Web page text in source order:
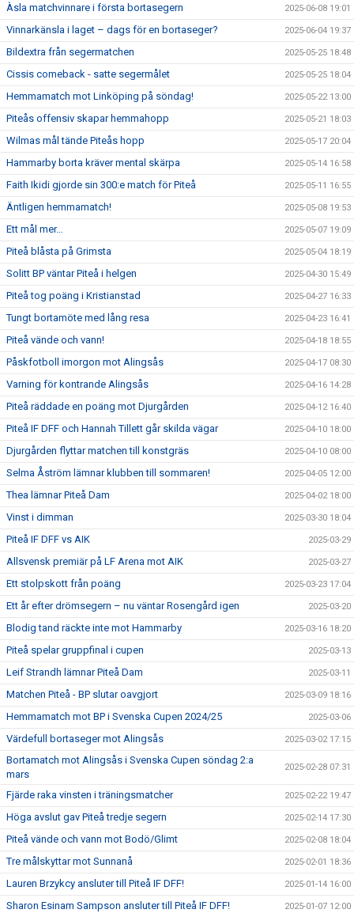
Àsla matchvinnare i första bortasegern 2025-06-08 19:01
Vinnarkänsla i laget – dags för en bortaseger? 2025-06-04 19:37
Bildextra från segermatchen 2025-05-25 18:48
Cissis comeback - satte segermålet 2025-05-25 18:04
Hemmamatch mot Linköping på söndag! 2025-05-22 13:00
Piteås offensiv skapar hemmahopp 2025-05-21 18:03
Wilmas mål tände Piteås hopp 2025-05-17 20:04
Hammarby borta kräver mental skärpa 2025-05-14 16:58
Faith Ikidi gjorde sin 300:e match för Piteå 2025-05-11 16:55
Äntligen hemmamatch! 2025-05-08 19:53
Ett mål mer… 2025-05-07 19:09
Piteå blåsta på Grimsta 2025-05-04 18:19
Solitt BP väntar Piteå i helgen 2025-04-30 15:49
Piteå tog poäng i Kristianstad 2025-04-27 16:33
Tungt bortamöte med lång resa 2025-04-23 16:41
Piteå vände och vann! 2025-04-18 18:55
Påskfotboll imorgon mot Alingsås 2025-04-17 08:30
Varning för kontrande Alingsås 2025-04-16 14:28
Piteå räddade en poäng mot Djurgården 2025-04-12 16:40
Piteå IF DFF och Hannah Tillett går skilda vägar 2025-04-10 18:00
Djurgården flyttar matchen till konstgräs 2025-04-10 08:00
Selma Åström lämnar klubben till sommaren! 2025-04-05 12:00
Thea lämnar Piteå Dam 2025-04-02 18:00
Vinst i dimman 2025-03-30 18:04
Piteå IF DFF vs AIK 2025-03-29
Allsvensk premiär på LF Arena mot AIK 2025-03-27
Ett stolpskott från poäng 2025-03-23 17:04
Ett år efter drömsegern – nu väntar Rosengård igen 2025-03-20
Blodig tand räckte inte mot Hammarby 2025-03-16 18:20
Piteå spelar gruppfinal i cupen 2025-03-13
Leif Strandh lämnar Piteå Dam 2025-03-11
Matchen Piteå - BP slutar oavgjort 2025-03-09 18:16
Hemmamatch mot BP i Svenska Cupen 2024/25 2025-03-06
Värdefull bortaseger mot Alingsås 2025-03-02 17:15
Bortamatch mot Alingsås i Svenska Cupen söndag 2:a
mars
2025-02-28 07:31
Fjärde raka vinsten i träningsmatcher 2025-02-22 19:47
Höga avslut gav Piteå tredje segern 2025-02-14 17:30
Piteå vände och vann mot Bodö/Glimt 2025-02-08 18:04
Tre målskyttar mot Sunnanå 2025-02-01 18:36
Lauren Brzykcy ansluter till Piteå IF DFF! 2025-01-14 16:00
Sharon Esinam Sampson ansluter till Piteå IF DFF! 2025-01-07 12:00